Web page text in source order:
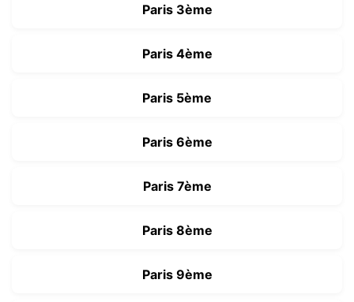
Paris 3ème
Paris 4ème
Paris 5ème
Paris 6ème
Paris 7ème
Paris 8ème
Paris 9ème